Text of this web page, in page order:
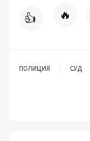
👍 🔥
ПОЛИЦИЯ СУД